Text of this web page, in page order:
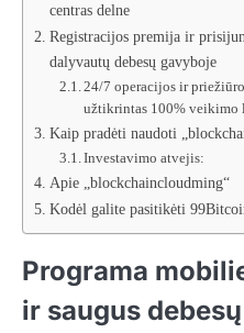
centras delne
Registracijos premija ir
dalyvautų debesų gavyboje
24/7 operacijos ir
užtikrintas 100% veikimo
Kaip pradėti naudoti
Investavimo atvejis:
Apie „blockchaincloudming“
Kodėl galite pasitikėti
Programa
ir saugus